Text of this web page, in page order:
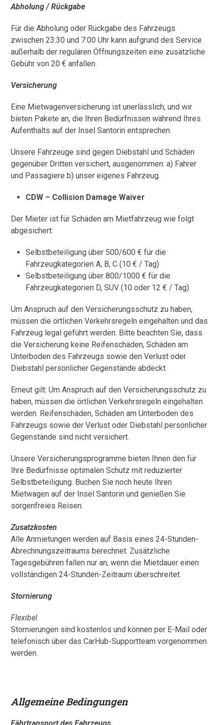
Abholung / Rückgabe
Für die Abholung oder Rückgabe des Fahrzeugs
zwischen 23:30 und 7:00 Uhr kann aufgrund des Service
außerhalb der regulären Öffnungszeiten eine zusätzliche
Gebühr von 20 € anfallen.
Versicherung
Eine Mietwagenversicherung ist unerlässlich, und wir
bieten Pakete an, die Ihren Bedürfnissen während Ihres
Aufenthalts auf der Insel Santorin entsprechen.
Unsere Fahrzeuge sind gegen Diebstahl und Schäden
gegenüber Dritten versichert, ausgenommen: a) Fahrer
und Passagiere b) unser eigenes Fahrzeug.
CDW – Collision Damage Waiver
Der Mieter ist für Schäden am Mietfahrzeug wie folgt
abgesichert:
Selbstbeteiligung über 500/600 € für die
Fahrzeugkategorien A, B, C (10 € / Tag)
Selbstbeteiligung über 800/1000 € für die
Fahrzeugkategorien D, SUV (10 oder 12 € / Tag)
Um Anspruch auf den Versicherungsschutz zu haben,
müssen die örtlichen Verkehrsregeln eingehalten und das
Fahrzeug legal geführt werden. Bitte beachten Sie, dass
die Versicherung keine Reifenschäden, Schäden am
Unterboden des Fahrzeugs sowie den Verlust oder
Diebstahl persönlicher Gegenstände abdeckt.
Erneut gilt: Um Anspruch auf den Versicherungsschutz zu
haben, müssen die örtlichen Verkehrsregeln eingehalten
werden. Reifenschäden, Schäden am Unterboden des
Fahrzeugs sowie der Verlust oder Diebstahl persönlicher
Gegenstände sind nicht versichert.
Unsere Versicherungsprogramme bieten Ihnen den für
Ihre Bedürfnisse optimalen Schutz mit reduzierter
Selbstbeteiligung. Buchen Sie noch heute Ihren
Mietwagen auf der Insel Santorin und genießen Sie
sorgenfreies Reisen.
Zusatzkosten
Alle Anmietungen werden auf Basis eines 24-Stunden-
Abrechnungszeitraums berechnet. Zusätzliche
Tagesgebühren fallen nur an, wenn die Mietdauer einen
vollständigen 24-Stunden-Zeitraum überschreitet.
Stornierung
Flexibel
Stornierungen sind kostenlos und können per E-Mail oder
telefonisch über das CarHub-Supportteam vorgenommen
werden.
Allgemeine Bedingungen